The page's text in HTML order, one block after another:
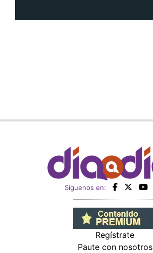
Siguenos en:
Regístrate
Paute con nosotros